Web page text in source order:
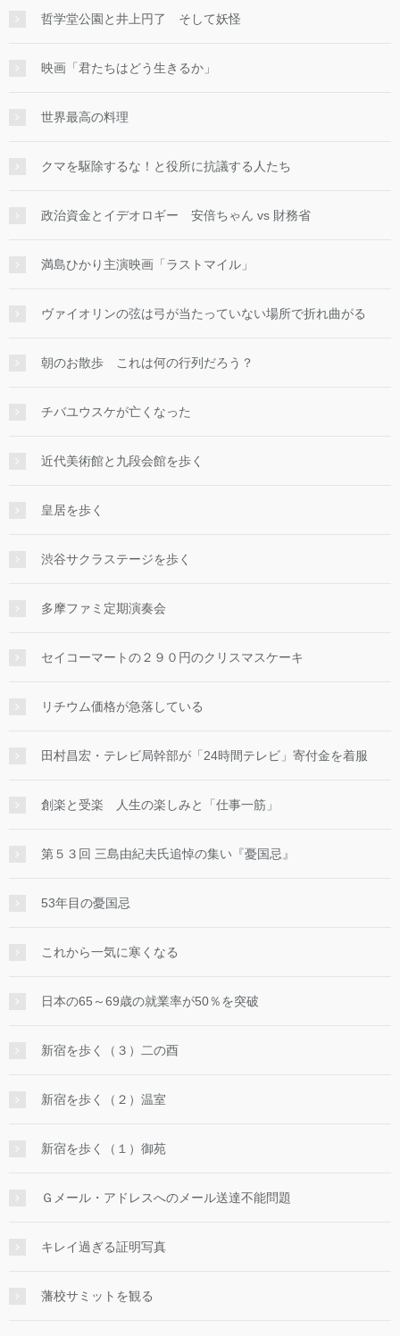
哲学堂公園と井上円了 そして妖怪
映画「君たちはどう生きるか」
世界最高の料理
クマを駆除するな！と役所に抗議する人たち
政治資金とイデオロギー 安倍ちゃん vs 財務省
満島ひかり主演映画「ラストマイル」
ヴァイオリンの弦は弓が当たっていない場所で折れ曲がる
朝のお散歩 これは何の行列だろう？
チバユウスケが亡くなった
近代美術館と九段会館を歩く
皇居を歩く
渋谷サクラステージを歩く
多摩ファミ定期演奏会
セイコーマートの２９０円のクリスマスケーキ
リチウム価格が急落している
田村昌宏・テレビ局幹部が「24時間テレビ」寄付金を着服
創楽と受楽 人生の楽しみと「仕事一筋」
第５３回 三島由紀夫氏追悼の集い『憂国忌』
53年目の憂国忌
これから一気に寒くなる
日本の65～69歳の就業率が50％を突破
新宿を歩く（３）二の酉
新宿を歩く（２）温室
新宿を歩く（１）御苑
Ｇメール・アドレスへのメール送達不能問題
キレイ過ぎる証明写真
藩校サミットを観る